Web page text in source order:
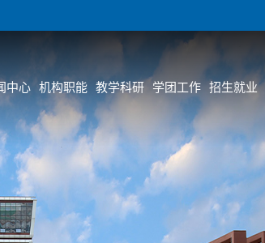
中心 机构职能 教学科研 学团工作 招生就业